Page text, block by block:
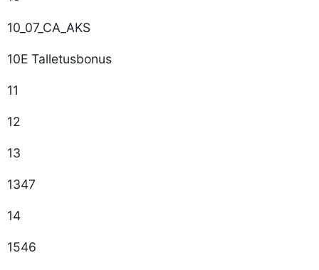
10_07_CA_AKS
10E Talletusbonus
11
12
13
1347
14
1546